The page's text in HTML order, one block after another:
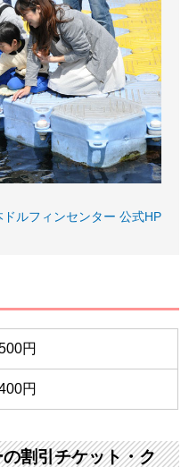
ドルフィンセンター 公式HP
円
円
割引チケット・ク